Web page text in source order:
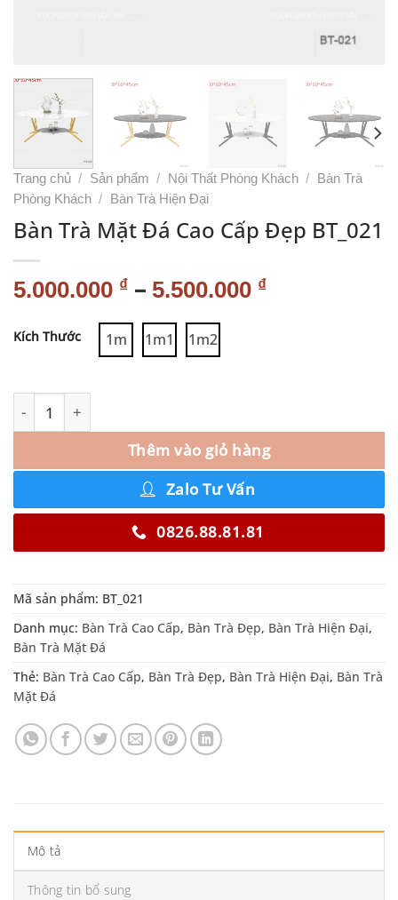
Trang chủ / Sản phẩm / Nội Thất Phòng Khách /
Bàn Trà
Phòng Khách / Bàn Trà Hiện Đại
Bàn Trà Mặt Đá Cao Cấp Đẹp BT_021
5.000.000 ₫ – 5.500.000 ₫
Kích Thước 1m 1m1 1m2
Thêm vào giỏ hàng
Zalo Tư Vấn
0826.88.81.81
Mã sản phẩm: BT_021
Danh mục: Bàn Trà Cao Cấp, Bàn Trà Đẹp, Bàn Trà Hiện Đại,
Bàn Trà Mặt Đá
Thẻ: Bàn Trà Cao Cấp, Bàn Trà Đẹp, Bàn Trà Hiện Đại, Bàn Trà
Mặt Đá
Mô tả
Thông tin bổ sung